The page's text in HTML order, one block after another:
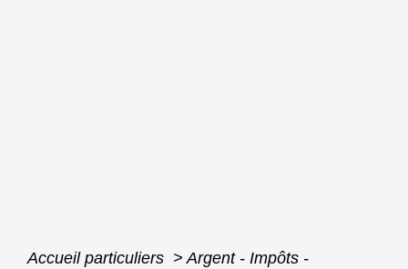
Accueil particuliers > Argent - Impôts -